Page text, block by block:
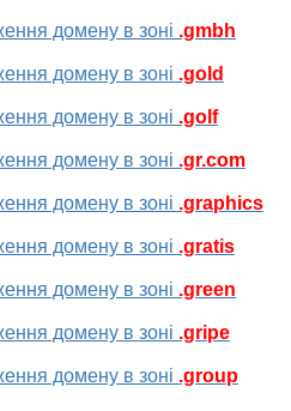
домену в зоні .gmbh
домену в зоні .gold
домену в зоні .golf
домену в зоні .gr.com
домену в зоні .graphics
домену в зоні .gratis
домену в зоні .green
домену в зоні .gripe
домену в зоні .group